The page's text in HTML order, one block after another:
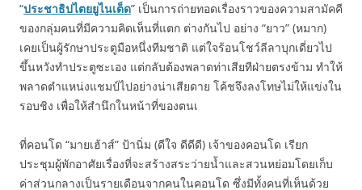
“ประชาธิปไตยยูไนเต็ด” เป็นการถ่ายทอดเรื่องราวของความสามัคคี
ของกลุ่มคนที่มีความคิดเห็นที่แตก ต่างกันไป อย่าง “ยาว” (หมาก)
เคยเป็นผู้รักษาประตูมือหนึ่งทีมชาติ แต่ใจร้อนโชว์ลีลาบุกเดี่ยวไป
ขึ้นหวังทำประตูซะเอง แต่กลับต้องพลาดท่าเสียทีฝ่ายตรงข้าม ทำให้
พลาดตำแหน่งแชมป์ไปอย่างน่าเสียดาย โค้ชจึงลงโทษไม่ให้แข่งใน
รอบชิง เพื่อให้สำนึกในหน้าที่ของตนเ
ที่คอนโด “มายเฮ้าส์” ป้านิ่ม (ดีใจ ดีดีดี) เจ้าของคอนโด เรียก
ประชุมผู้พักอาศัยเรื่องที่จะสร้างสระว่ายน้ำและสวนหย่อมโดยเก็บ
ค่าส่วนกลางเป็นรายเดือนจากคนในคอนโด ซึ่งมีทั้งคนที่เห็นด้วย